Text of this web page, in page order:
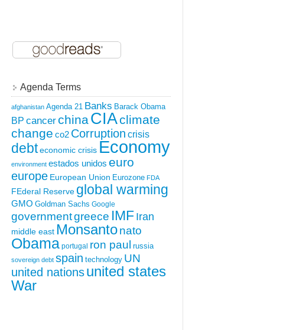
Agenda Terms
afghanistan Agenda 21 Banks Barack Obama
BP cancerchinaCIAclimate
change co2 Corruption crisis
debteconomic crisis Economy
environment estados unidos euro
europe European Union Eurozone FDA
FEderal Reserve global warming
GMO Goldman Sachs Google
governmentgreece IMF Iran
middle east Monsantonato
Obama portugal ron paul russia
sovereign debt spain technology UN
united nationsunited states
War